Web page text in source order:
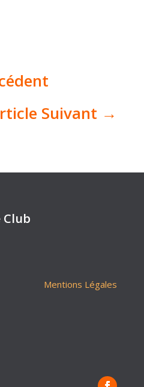
Suivant →
Club
Mentions Légales